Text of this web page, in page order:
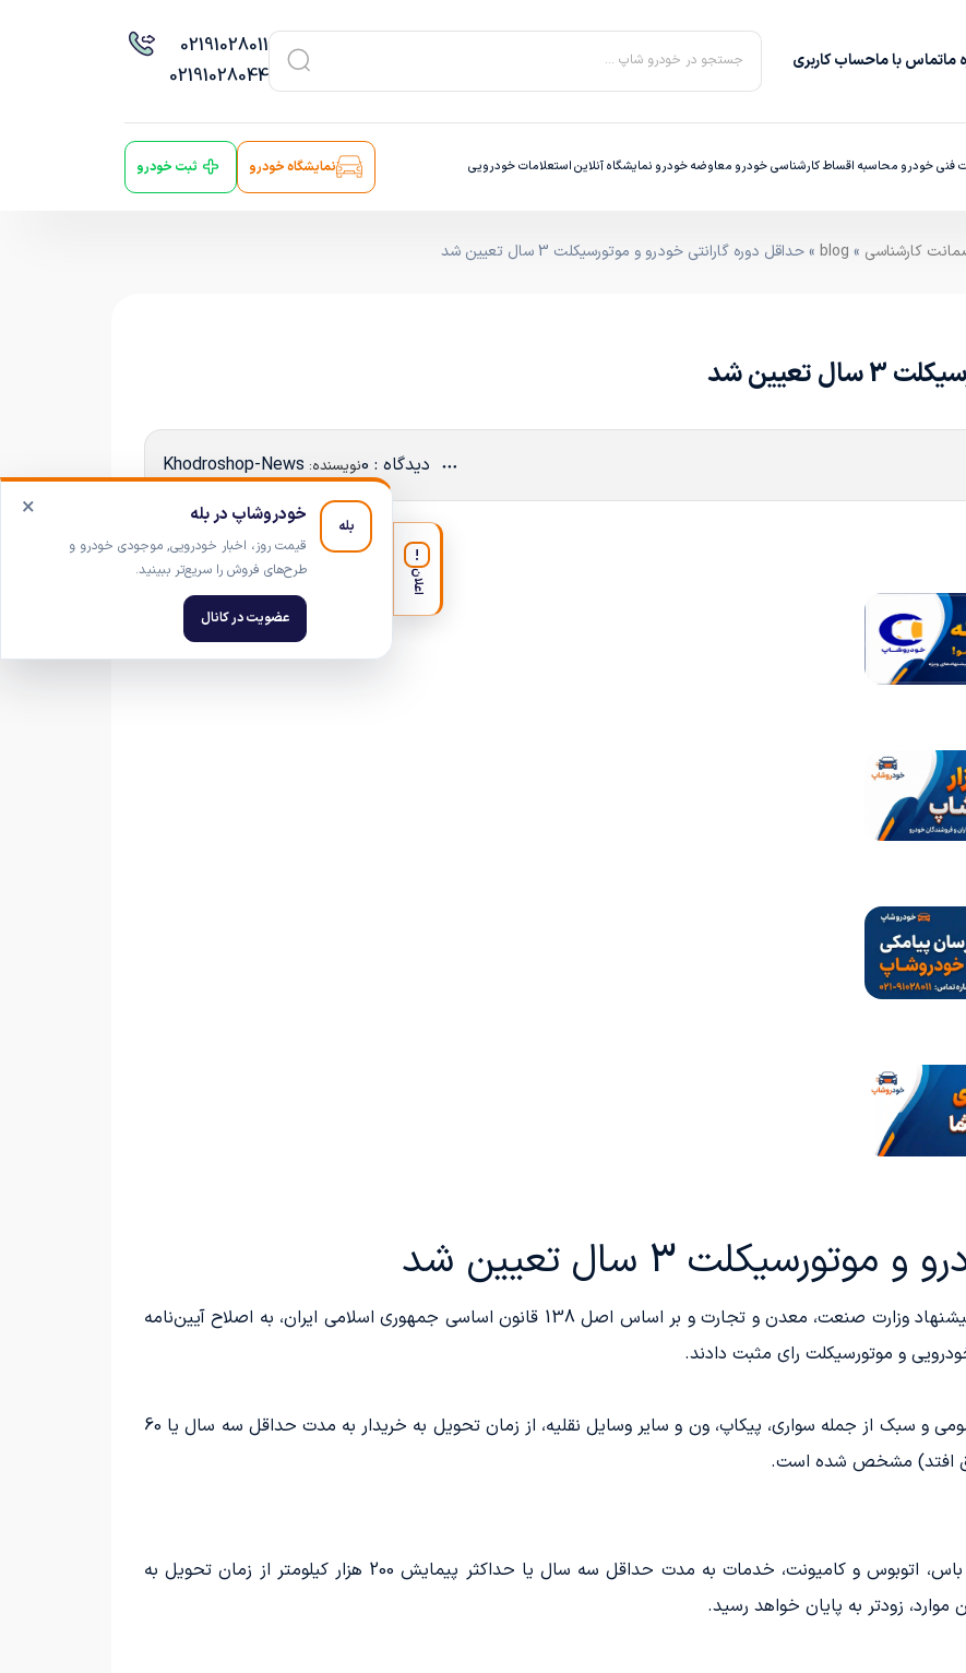
ماتماس با ماحساب کاربری جستجو در خودرو شاپ ...
02191028011
02191028044
خودرو محاسبه اقساطکارشناسی خودرو معاوضه خودرو نمایشگاه آنلایناستعلامات خودرویی نمایشگاه خودرو ثبت خودرو
»
blog » حداقل دوره گارانتی خودرو و موتورسیکلت 3 سال تعیین شد
شد
دیدگاه : 0 نویسنده: Khodroshop-News
3 سال تعیین شد
در تاریخ 30 مهر 1404، هیئت وزیران با توجه به پیشنهاد وزارت صنعت، معدن و تجارت و بر اساس اصل 138 قانون اساسی جمهوری اسلامی ایران، به اصلاح آیین‌نامه
و موتورسیکلت رای مثبت دادند.
طبق این مصوبه، مدت زمان ضمانت خودروهای عمومی و سبک از جمله سواری، پیکاپ، ون و سایر وسایل نقلیه، از زمان تحویل به خریدار به مدت حداقل سه سال یا 60
افتد) مشخص شده است.
برای خودروهای تجاری همچون مینی بوس، میدل باس، اتوبوس و کامیونت، خدمات به مدت حداقل سه سال یا حداکثر پیمایش 200 هزار کیلومتر از زمان تحویل به
موارد، زودتر به پایان خواهد رسید.
!
اعلان
× بله خودروشاپ در بله
قیمت روز، اخبار خودرویی, موجودی خودرو و
طرح‌های فروش را سریع‌تر ببینید.
عضویت در کانال